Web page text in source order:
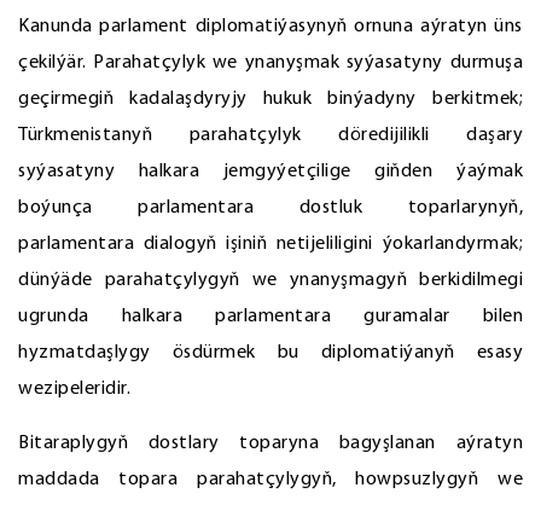
Kanunda parlament diplomatiýasynyň ornuna aýratyn üns
çekilýär. Parahatçylyk we ynanyşmak syýasatyny durmuşa
geçirmegiň kadalaşdyryjy hukuk binýadyny berkitmek;
Türkmenistanyň parahatçylyk döredijilikli daşary
syýasatyny halkara jemgyýetçilige giňden ýaýmak
boýunça parlamentara dostluk toparlarynyň,
parlamentara dialogyň işiniň netijeliligini ýokarlandyrmak;
dünýäde parahatçylygyň we ynanyşmagyň berkidilmegi
ugrunda halkara parlamentara guramalar bilen
hyzmatdaşlygy ösdürmek bu diplomatiýanyň esasy
wezipeleridir.
Bitaraplygyň dostlary toparyna bagyşlanan aýratyn
maddada topara parahatçylygyň, howpsuzlygyň we